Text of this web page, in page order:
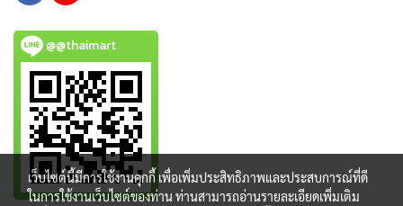
@@thaimart
เว็บไซต์นี้มีการใช้งานคุกกี้ เพื่อเพิ่มประสิทธิภาพและประสบการณ์ที่ดี
ในการใช้งานเว็บไซต์ของท่าน ท่านสามารถอ่านรายละเอียดเพิ่มเติม